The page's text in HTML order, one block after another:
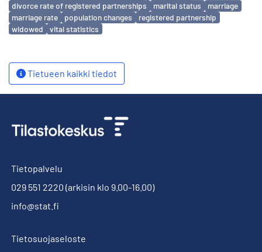
divorce rate of registered partnerships
marital status
marriage
marriage rate
population changes
registered partnership
widowed
vital statistics
Tietueen kaikki tiedot
Tietopalvelu
029 551 2220 (arkisin klo 9.00-16.00)
info@stat.fi
Tietosuojaseloste